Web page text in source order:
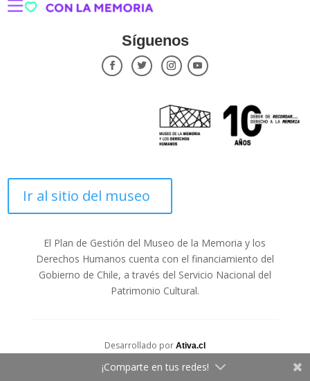
Síguenos
Ir al sitio del museo
El Plan de Gestión del Museo de la Memoria y los
Derechos Humanos cuenta con el financiamiento del
Gobierno de Chile, a través del Servicio Nacional del
Patrimonio Cultural.
Desarrollado por Ativa.cl
¡Comparte en tus redes!